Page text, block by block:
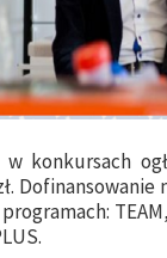
konkursach